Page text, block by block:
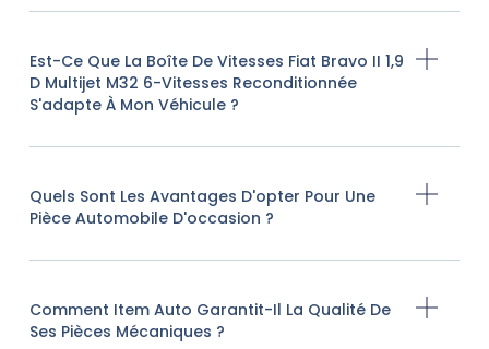
Est-Ce Que La Boîte De Vitesses Fiat Bravo II 1,9
D Multijet M32 6-Vitesses Reconditionnée
S'adapte À Mon Véhicule ?
Quels Sont Les Avantages D'opter Pour Une
Pièce Automobile D'occasion ?
Comment Item Auto Garantit-Il La Qualité De
Ses Pièces Mécaniques ?